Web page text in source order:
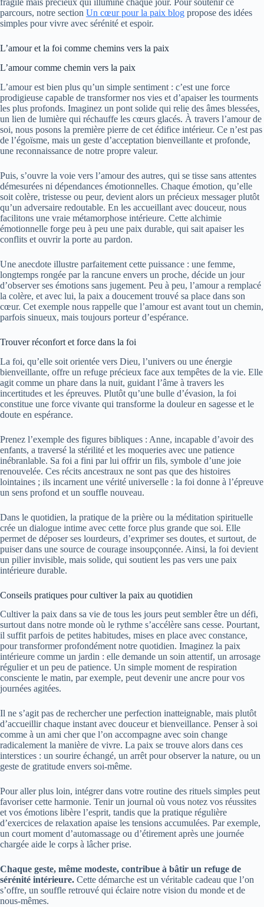
fragile mais précieux qui illumine chaque jour. Pour soutenir ce
parcours, notre section Un cœur pour la paix blog propose des idées
simples pour vivre avec sérénité et espoir.
L’amour et la foi comme chemins vers la paix
L’amour comme chemin vers la paix
L’amour est bien plus qu’un simple sentiment : c’est une force
prodigieuse capable de transformer nos vies et d’apaiser les tourments
les plus profonds. Imaginez un pont solide qui relie des âmes blessées,
un lien de lumière qui réchauffe les cœurs glacés. À travers l’amour de
soi, nous posons la première pierre de cet édifice intérieur. Ce n’est pas
de l’égoïsme, mais un geste d’acceptation bienveillante et profonde,
une reconnaissance de notre propre valeur.
Puis, s’ouvre la voie vers l’amour des autres, qui se tisse sans attentes
démesurées ni dépendances émotionnelles. Chaque émotion, qu’elle
soit colère, tristesse ou peur, devient alors un précieux messager plutôt
qu’un adversaire redoutable. En les accueillant avec douceur, nous
facilitons une vraie métamorphose intérieure. Cette alchimie
émotionnelle forge peu à peu une paix durable, qui sait apaiser les
conflits et ouvrir la porte au pardon.
Une anecdote illustre parfaitement cette puissance : une femme,
longtemps rongée par la rancune envers un proche, décide un jour
d’observer ses émotions sans jugement. Peu à peu, l’amour a remplacé
la colère, et avec lui, la paix a doucement trouvé sa place dans son
cœur. Cet exemple nous rappelle que l’amour est avant tout un chemin,
parfois sinueux, mais toujours porteur d’espérance.
Trouver réconfort et force dans la foi
La foi, qu’elle soit orientée vers Dieu, l’univers ou une énergie
bienveillante, offre un refuge précieux face aux tempêtes de la vie. Elle
agit comme un phare dans la nuit, guidant l’âme à travers les
incertitudes et les épreuves. Plutôt qu’une bulle d’évasion, la foi
constitue une force vivante qui transforme la douleur en sagesse et le
doute en espérance.
Prenez l’exemple des figures bibliques : Anne, incapable d’avoir des
enfants, a traversé la stérilité et les moqueries avec une patience
inébranlable. Sa foi a fini par lui offrir un fils, symbole d’une joie
renouvelée. Ces récits ancestraux ne sont pas que des histoires
lointaines ; ils incarnent une vérité universelle : la foi donne à l’épreuve
un sens profond et un souffle nouveau.
Dans le quotidien, la pratique de la prière ou la méditation spirituelle
crée un dialogue intime avec cette force plus grande que soi. Elle
permet de déposer ses lourdeurs, d’exprimer ses doutes, et surtout, de
puiser dans une source de courage insoupçonnée. Ainsi, la foi devient
un pilier invisible, mais solide, qui soutient les pas vers une paix
intérieure durable.
Conseils pratiques pour cultiver la paix au quotidien
Cultiver la paix dans sa vie de tous les jours peut sembler être un défi,
surtout dans notre monde où le rythme s’accélère sans cesse. Pourtant,
il suffit parfois de petites habitudes, mises en place avec constance,
pour transformer profondément notre quotidien. Imaginez la paix
intérieure comme un jardin : elle demande un soin attentif, un arrosage
régulier et un peu de patience. Un simple moment de respiration
consciente le matin, par exemple, peut devenir une ancre pour vos
journées agitées.
Il ne s’agit pas de rechercher une perfection inatteignable, mais plutôt
d’accueillir chaque instant avec douceur et bienveillance. Penser à soi
comme à un ami cher que l’on accompagne avec soin change
radicalement la manière de vivre. La paix se trouve alors dans ces
interstices : un sourire échangé, un arrêt pour observer la nature, ou un
geste de gratitude envers soi-même.
Pour aller plus loin, intégrer dans votre routine des rituels simples peut
favoriser cette harmonie. Tenir un journal où vous notez vos réussites
et vos émotions libère l’esprit, tandis que la pratique régulière
d’exercices de relaxation apaise les tensions accumulées. Par exemple,
un court moment d’automassage ou d’étirement après une journée
chargée aide le corps à lâcher prise.
Chaque geste, même modeste, contribue à bâtir un refuge de
sérénité intérieure. Cette démarche est un véritable cadeau que l’on
s’offre, un souffle retrouvé qui éclaire notre vision du monde et de
nous-mêmes.